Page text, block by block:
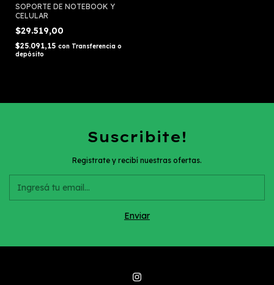
SOPORTE DE NOTEBOOK Y
CELULAR
$29.519,00
$25.091,15 con Transferencia o
depósito
Suscribite!
Registrate y recibí nuestras ofertas.